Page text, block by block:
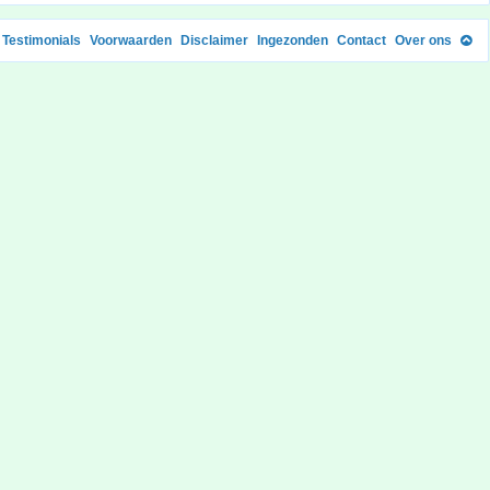
Testimonials Voorwaarden Disclaimer Ingezonden Contact Over ons